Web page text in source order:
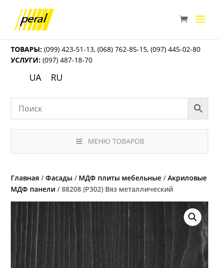
ТОВАРЫ: (099) 423-51-13,(068) 762-85-15,(097) 445-02-80
УСЛУГИ: (097) 487-18-70
UA RU
МЕНЮ ТОВАРОВ
Главная /Фасады / МДФ плиты мебельные /Акриловые
МДФ панели / 88208 (P302) Вяз металлический